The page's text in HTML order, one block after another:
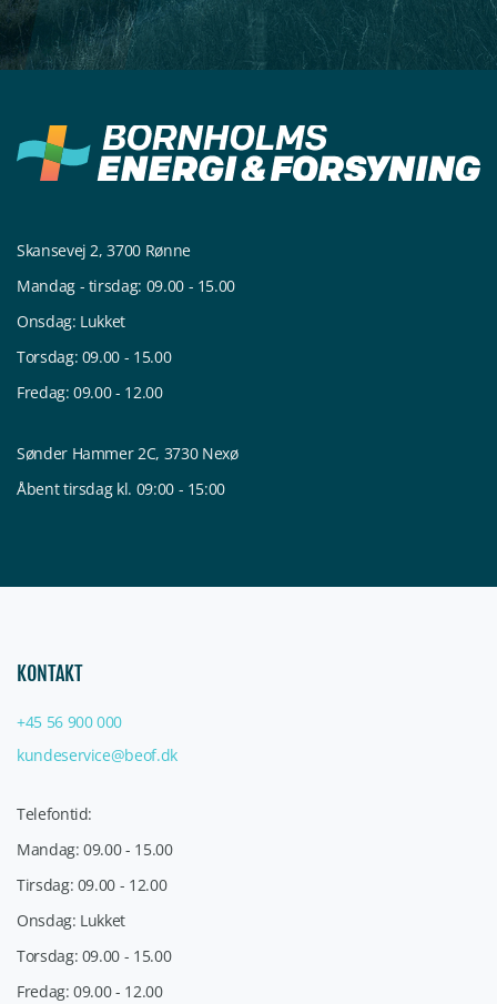
Skansevej 2, 3700 Rønne
Mandag - tirsdag: 09.00 - 15.00
Onsdag: Lukket
Torsdag: 09.00 - 15.00
Fredag: 09.00 - 12.00
Sønder Hammer 2C, 3730 Nexø
Åbent tirsdag kl. 09:00 - 15:00
KONTAKT
+45 56 900 000
kundeservice@beof.dk
Telefontid:
Mandag: 09.00 - 15.00
Tirsdag: 09.00 - 12.00
Onsdag: Lukket
Torsdag: 09.00 - 15.00
Fredag: 09.00 - 12.00